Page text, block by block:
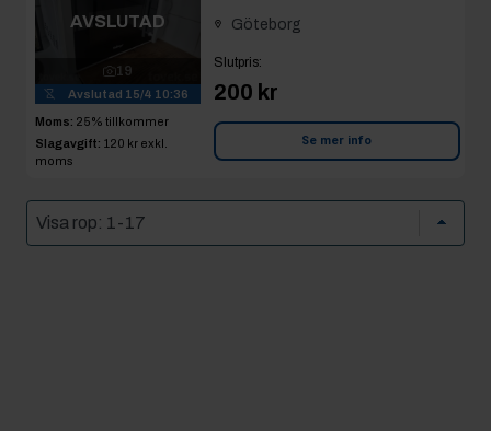
AVSLUTAD
19
Avslutad 15/4 10:36
Moms: 25% tillkommer
Slagavgift: 120 kr exkl.
moms
Göteborg
Slutpris:
200 kr
Se mer info